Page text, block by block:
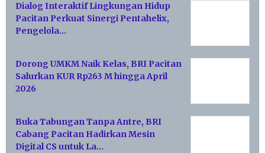
Dialog Interaktif Lingkungan Hidup
Pacitan Perkuat Sinergi Pentahelix,
Pengelola…
Dorong UMKM Naik Kelas, BRI Pacitan
Salurkan KUR Rp263 M hingga April
2026
Buka Tabungan Tanpa Antre, BRI
Cabang Pacitan Hadirkan Mesin
Digital CS untuk La…